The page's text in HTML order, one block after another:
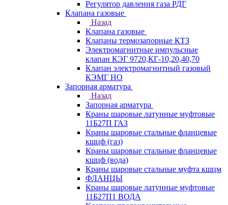
Регулятор давления газа РДГ
Клапана газовые
Назад
Клапана газовые
Клапаны термозапорные КТЗ
Электромагнитные импульсные
клапан КЭГ 9720,КГ-10,20,40,70
Клапан электромагнитный газовый
КЭМГ НО
Запорная арматура
Назад
Запорная арматура
Краны шаровые латунные муфтовые
11Б27П ГАЗ
Краны шаровые стальные фланцевые
кшцф (газ)
Краны шаровые стальные фланцевые
кшцф (вода)
Краны шаровые стальные муфта кшцм
ФЛАНЦЫ
Краны шаровые латунные муфтовые
11Б27П1 ВОДА